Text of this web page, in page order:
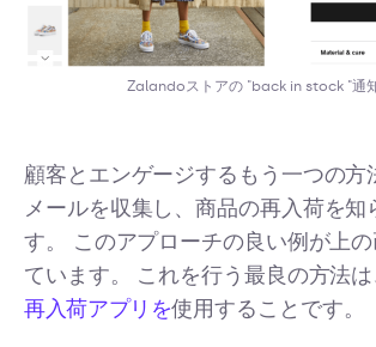
Zalandoストアの "back in stock "通
顧客とエンゲージするもう一つの方
メールを収集し、商品の再入荷を知
す。 このアプローチの良い例が上
ています。 これを行う最良の方法
再入荷アプリを使用することです。